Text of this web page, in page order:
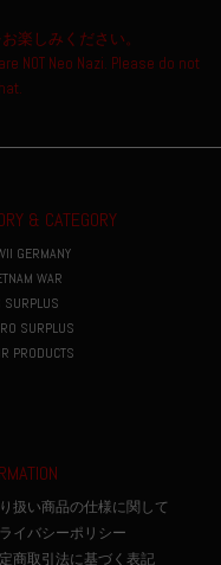
楽しみください。
NOT Neo Nazi. Please do not
& CATEGORY
GERMANY
WAR
SURPLUS
SURPLUS
PRODUCTS
扱い商品の仕様に関して
イバシーポリシー
商取引法に基づく表記